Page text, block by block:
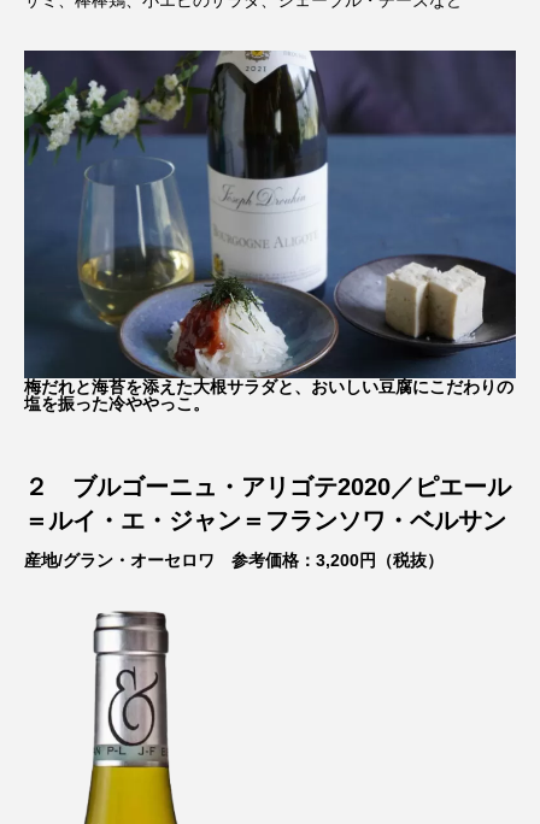
梅だれと海苔を添えた大根サラダと、おいしい豆腐にこだわりの
塩を振った冷ややっこ。
２ ブルゴーニュ・アリゴテ2020／ ピエール
＝ルイ・エ・ジャン＝フランソワ・ベルサン
産地/グラン・オーセロワ 参考価格：3,200円（税抜）